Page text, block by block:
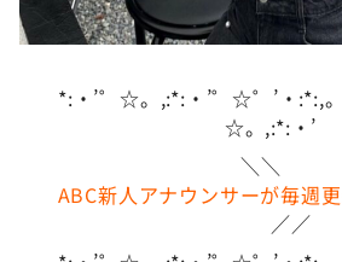
*:・’゜☆。,:*:・’゜☆゜’・:*:,。
☆。,:*:・’
＼＼
ABC新人アナウンサーが毎週更
／／